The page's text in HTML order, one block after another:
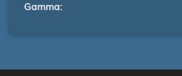
Gamma: